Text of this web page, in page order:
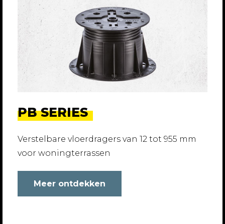
PB SERIES
Verstelbare vloerdragers van 12 tot 955 mm
voor woningterrassen
Meer ontdekken